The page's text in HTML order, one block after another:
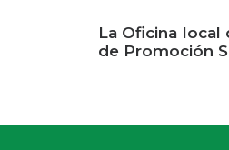
La Oficina local
de Promoción